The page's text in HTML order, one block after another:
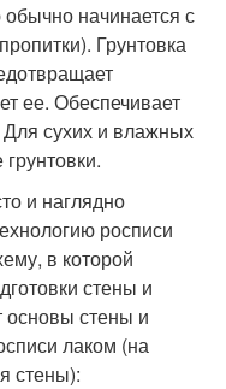
начинается с
Грунтовка
ее. Обеспечивает
Для сухих и влажных
и наглядно
росписи
в которой
стены и
основы стены и
лаком (на
стены):